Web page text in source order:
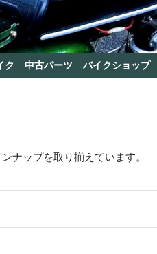
ク 中古パーツ バイクショップ
ナップを取り揃えています。